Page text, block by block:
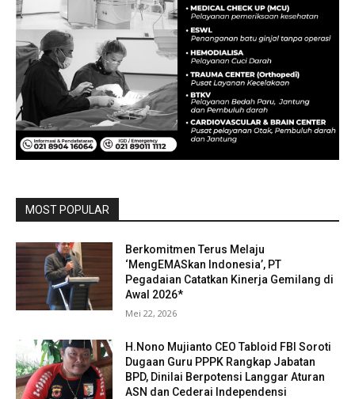
MOST POPULAR
Berkomitmen Terus Melaju
‘MengEMASkan Indonesia’, PT
Pegadaian Catatkan Kinerja Gemilang di
Awal 2026*
Mei 22, 2026
H.Nono Mujianto CEO Tabloid FBI Soroti
Dugaan Guru PPPK Rangkap Jabatan
BPD, Dinilai Berpotensi Langgar Aturan
ASN dan Cederai Independensi